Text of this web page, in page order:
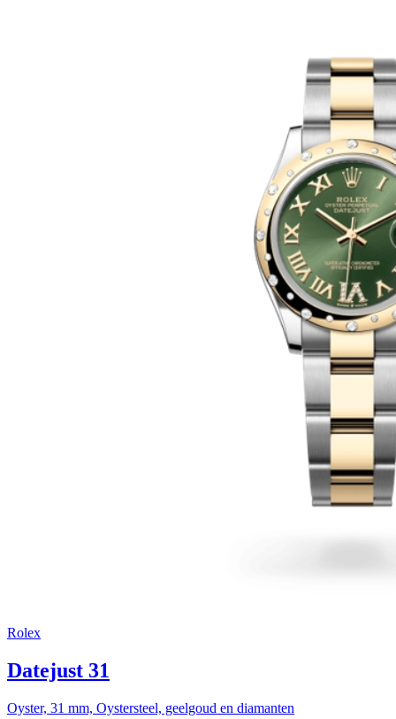
Rolex
Datejust 31
Oyster, 31 mm, Oystersteel, geelgoud en diamanten